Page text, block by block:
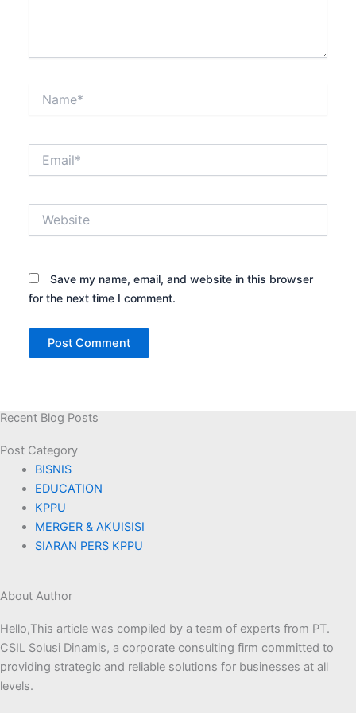
Save my name, email, and website in this browser
for the next time I comment.
Recent Blog Posts
Post Category​
BISNIS
EDUCATION
KPPU
MERGER & AKUISISI
SIARAN PERS KPPU
About Author
Hello,This article was compiled by a team of experts from PT.
CSIL Solusi Dinamis, a corporate consulting firm committed to
providing strategic and reliable solutions for businesses at all
levels.